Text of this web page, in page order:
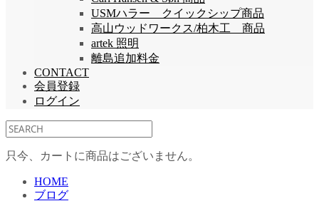
USMハラー クイックシップ商品
高山ウッドワークス/柏木工 商品
artek 照明
離島追加料金
CONTACT
会員登録
ログイン
只今、カートに商品はございません。
HOME
ブログ